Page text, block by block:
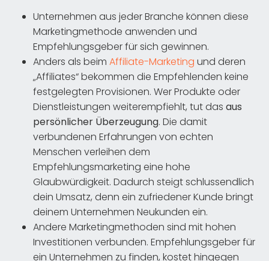
Unternehmen aus jeder Branche können diese
Marketingmethode anwenden und
Empfehlungsgeber für sich gewinnen.
Anders als beim Affiliate-Marketing und deren
„Affiliates“ bekommen die Empfehlenden keine
festgelegten Provisionen. Wer Produkte oder
Dienstleistungen weiterempfiehlt, tut das aus
persönlicher Überzeugung. Die damit
verbundenen Erfahrungen von echten
Menschen verleihen dem
Empfehlungsmarketing eine hohe
Glaubwürdigkeit. Dadurch steigt schlussendlich
dein Umsatz, denn ein zufriedener Kunde bringt
deinem Unternehmen Neukunden ein.
Andere Marketingmethoden sind mit hohen
Investitionen verbunden. Empfehlungsgeber für
ein Unternehmen zu finden, kostet hingegen